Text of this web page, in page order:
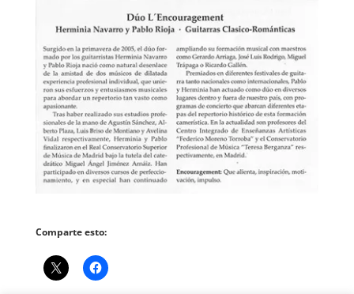
Comparte esto: